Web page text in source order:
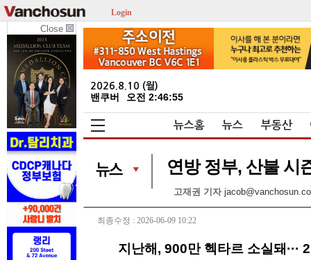
Login
Close
2026.8.10 (월)
밴쿠버 오전 2:46:55
뉴스홈 뉴스 부동산
연방 정부, 산불 시
고재권 기자
최종수정 : 2026-06-09 10:22
지난해, 900만 헥타르 소실돼